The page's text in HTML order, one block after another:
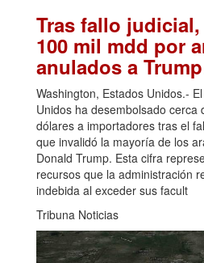
Tras fallo judicial,
100 mil mdd por
anulados a Trump
Washington, Estados Unidos.-
Unidos ha desembolsado cerca
dólares a importadores tras el
que invalidó la mayoría de los
Donald Trump. Esta cifra
recursos que la administración
indebida al exceder sus facult
Tribuna Noticias